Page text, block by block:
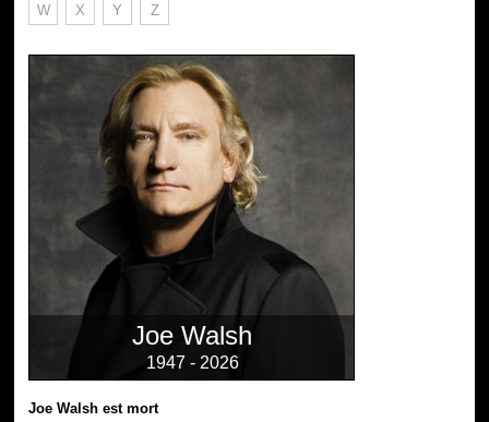
W X Y Z
Joe Walsh
1947 - 2026
Joe Walsh est mort